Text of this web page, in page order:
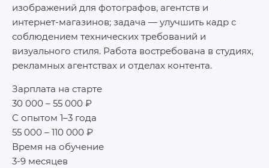
изображений для фотографов, агентств и
интернет‑магазинов; задача — улучшить кадр с
соблюдением технических требований и
визуального стиля. Работа востребована в студиях,
рекламных агентствах и отделах контента.
Зарплата на старте
30 000 – 55 000 ₽
С опытом 1–3 года
55 000 – 110 000 ₽
Время на обучение
3-9 месяцев